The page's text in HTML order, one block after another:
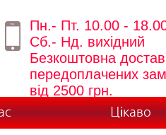
Пн.- Пт. 10.00 -
Сб.- Нд. вихідний
Безкоштовна
передоплачених
від 2500 грн.
Цікаво